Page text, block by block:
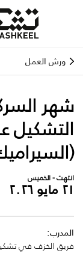
ورش العمل
شهر
التشكيل
انتهت - الخميس
٢١ مايو ٢٠٢٦
المدرب:
فريق الخزف في